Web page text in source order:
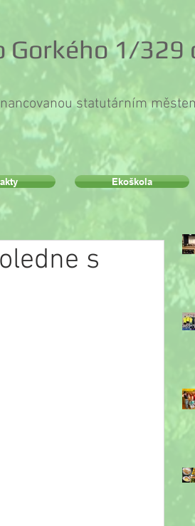
1/329
statutárním
s
Ekoškola